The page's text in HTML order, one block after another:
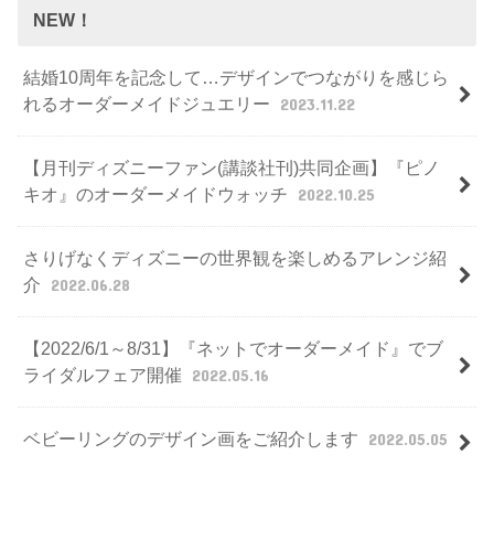
NEW！
結婚10周年を記念して…デザインでつながりを感じら
れるオーダーメイドジュエリー
2023.11.22
【月刊ディズニーファン(講談社刊)共同企画】『ピノ
キオ』のオーダーメイドウォッチ
2022.10.25
さりげなくディズニーの世界観を楽しめるアレンジ紹
介
2022.06.28
【2022/6/1～8/31】『ネットでオーダーメイド』でブ
ライダルフェア開催
2022.05.16
ベビーリングのデザイン画をご紹介します 2022.05.05